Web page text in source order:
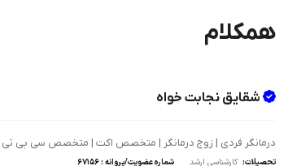
همکلام
شقایق نجابت خواه
درمانگر فردی | زوج درمانگر | متخصص اکت | متخصص سی بی تی
تحصیلات: کارشناسی ارشد شماره عضویت/پروانه : 67156